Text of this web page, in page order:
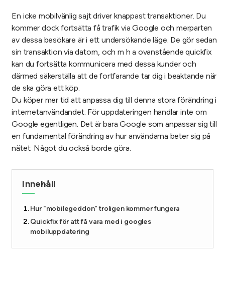
En icke mobilvänlig sajt driver knappast transaktioner. Du
kommer dock fortsätta få trafik via Google och merparten
av dessa besökare är i ett undersökande läge. De gör sedan
sin transaktion via datorn, och m h a ovanstående quickfix
kan du fortsätta kommunicera med dessa kunder och
därmed säkerställa att de fortfarande tar dig i beaktande när
de ska göra ett köp.
Du köper mer tid att anpassa dig till denna stora förändring i
internetanvändandet. För uppdateringen handlar inte om
Google egentligen. Det är bara Google som anpassar sig till
en fundamental förändring av hur användarna beter sig på
nätet. Något du också borde göra.
Innehåll
Hur "mobilegeddon" troligen kommer fungera
Quickfix för att få vara med i googles
mobiluppdatering